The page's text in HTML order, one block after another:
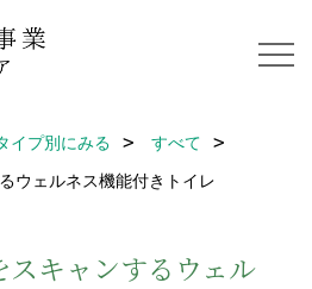
イプ別にみる
すべて
ウェルネス機能付きトイレ
キャンするウェル